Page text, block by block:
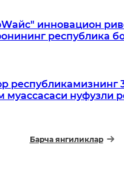
инновацион
республика
республикамизнинг
муассасаси нуфузли
Барча янгиликлар